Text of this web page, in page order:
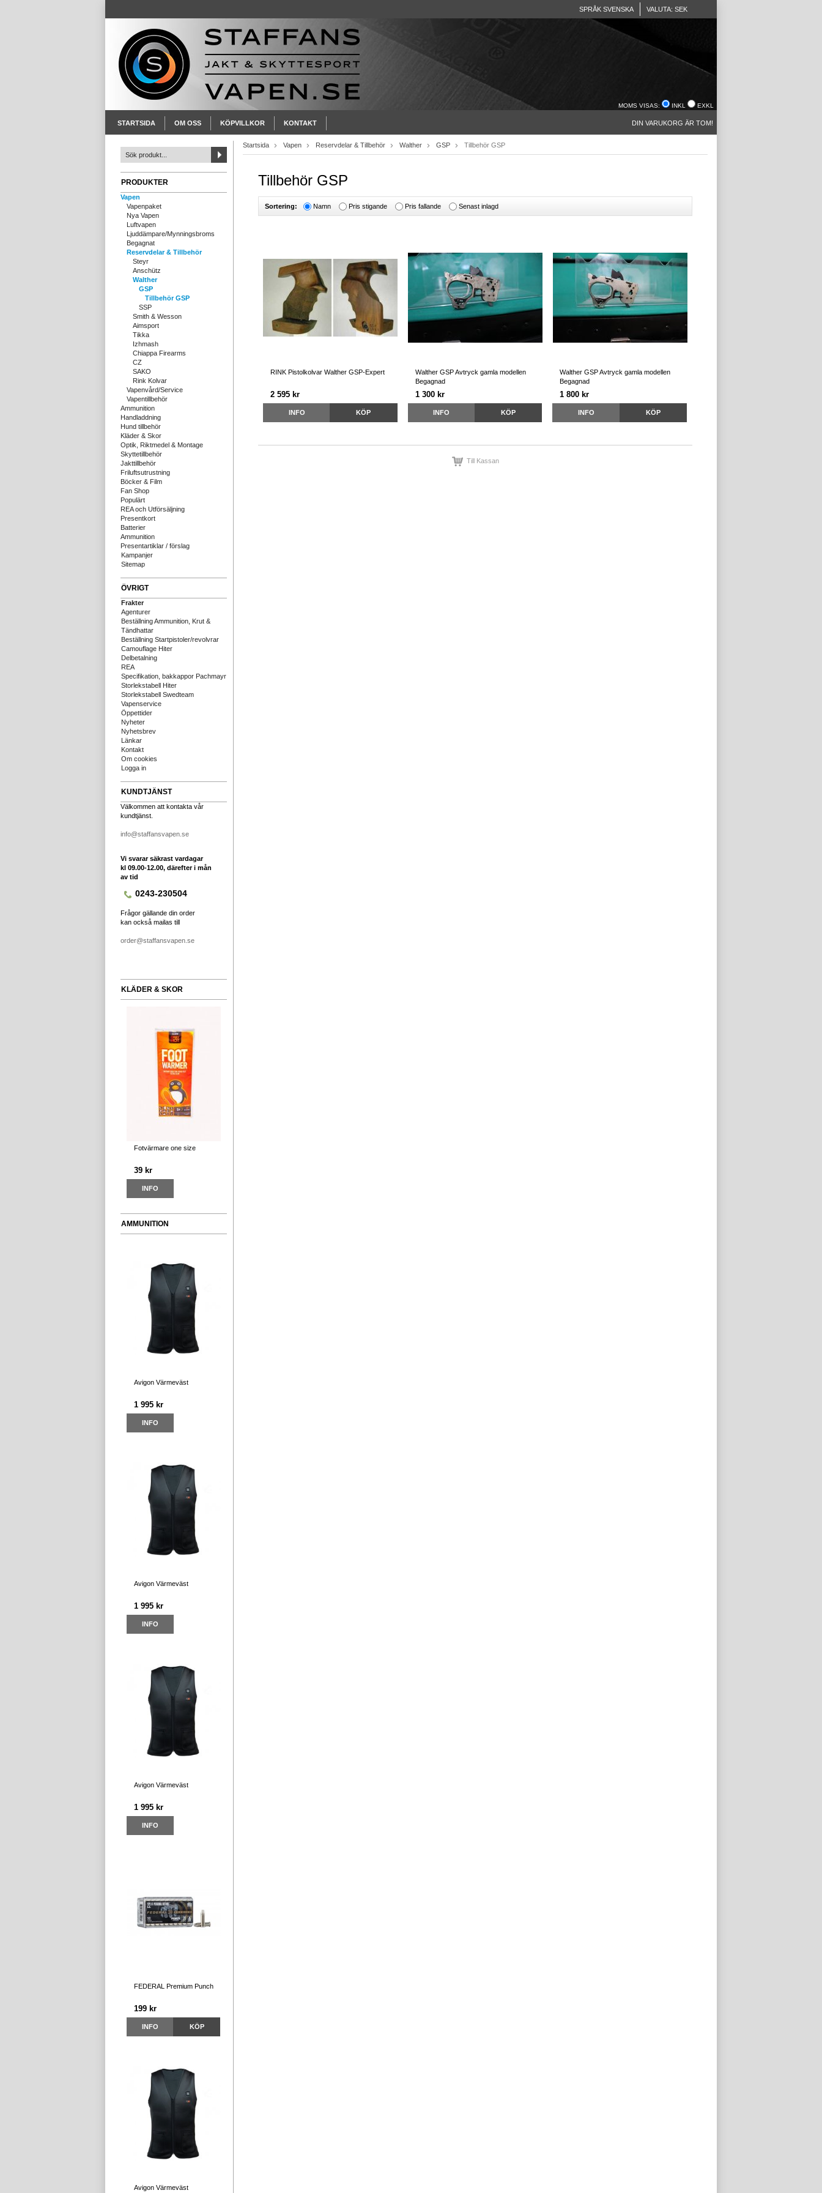
SPRÅK SVENSKA VALUTA: SEK
MOMS VISAS: INKL EXKL
STARTSIDA OM OSS KÖPVILLKOR KONTAKT DIN VARUKORG ÄR TOM!
PRODUKTER
Vapen
Vapenpaket
Nya Vapen
Luftvapen
Ljuddämpare/Mynningsbroms
Begagnat
Reservdelar & Tillbehör
Steyr
Anschütz
Walther
GSP
Tillbehör GSP
SSP
Smith & Wesson
Aimsport
Tikka
Izhmash
Chiappa Firearms
CZ
SAKO
Rink Kolvar
Vapenvård/Service
Vapentillbehör
Ammunition
Handladdning
Hund tillbehör
Kläder & Skor
Optik, Riktmedel & Montage
Skyttetillbehör
Jakttillbehör
Friluftsutrustning
Böcker & Film
Fan Shop
Populärt
REA och Utförsäljning
Presentkort
Batterier
Ammunition
Presentartiklar / förslag
Kampanjer
Sitemap
ÖVRIGT
Frakter
Agenturer
Beställning Ammunition, Krut &
Tändhattar
Beställning Startpistoler/revolvrar
Camouflage Hiter
Delbetalning
REA
Specifikation, bakkappor Pachmayr
Storlekstabell Hiter
Storlekstabell Swedteam
Vapenservice
Öppettider
Nyheter
Nyhetsbrev
Länkar
Kontakt
Om cookies
Logga in
KUNDTJÄNST
Välkommen att kontakta vår
kundtjänst.
info@staffansvapen.se
Vi svarar säkrast vardagar
kl 09.00-12.00, därefter i mån
av tid
0243-230504
Frågor gällande din order
kan också mailas till
order@staffansvapen.se
KLÄDER & SKOR
Fotvärmare one size
39 kr
INFO
AMMUNITION
Avigon Värmeväst
1 995 kr
INFO
Avigon Värmeväst
1 995 kr
INFO
Avigon Värmeväst
1 995 kr
INFO
FEDERAL Premium Punch
199 kr
INFO KÖP
Avigon Värmeväst
Startsida Vapen Reservdelar & Tillbehör Walther GSP Tillbehör GSP
Tillbehör GSP
Sortering: Namn Pris stigande Pris fallande Senast inlagd
RINK Pistolkolvar Walther GSP-Expert
2 595 kr
INFO KÖP
Walther GSP Avtryck gamla modellen
Begagnad
1 300 kr
INFO KÖP
Walther GSP Avtryck gamla modellen
Begagnad
1 800 kr
INFO KÖP
Till Kassan